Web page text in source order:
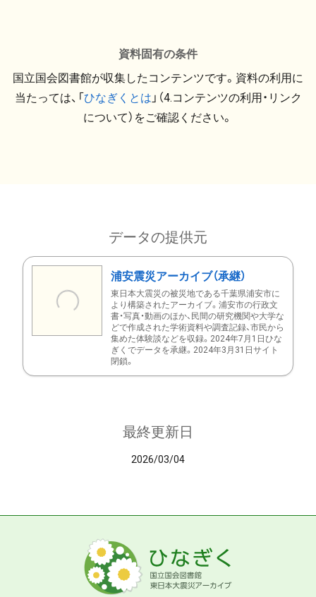
資料固有の条件
国立国会図書館が収集したコンテンツです。資料の利用に
当たっては、「ひなぎくとは 」（4.コンテンツの利用・リンク
について）をご確認ください。
データの提供元
浦安震災アーカイブ（承継）
東日本大震災の被災地である千葉県浦安市に
より構築されたアーカイブ。浦安市の行政文
書・写真・動画のほか、民間の研究機関や大学な
どで作成された学術資料や調査記録、市民から
集めた体験談などを収録。2024年7月1日ひな
ぎくでデータを承継。2024年3月31日サイト
閉鎖。
最終更新日
2026/03/04